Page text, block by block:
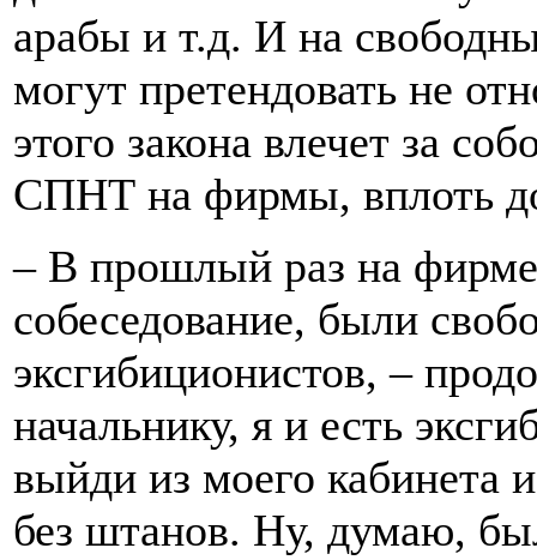
арабы и т.д. И на
могут претендовать не
этого закона влечет за
СПНТ на фирмы, вплоть
– В прошлый раз на
собеседование, были
эксгибиционистов, –
начальнику, я и есть
выйди из моего кабинета
без штанов. Ну, думаю,